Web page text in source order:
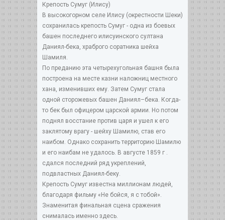
Крепость Сумуг (Илису)
В высокогорном селе Илису (окрестности Шеки)
сохранилась крепость Сумуг - одна из боевых
башен последнего илисуинского султана
Даниял-бека, храброго соратника шейха
Шамиля.
По преданию эта четырехугольная башня была
построена на месте казни наложниц местного
хана, изменивших ему. Затем Сумуг стала
одной сторожевых башен Даниял–бека. Когда-
то бек был офицером царской армии. Но потом
поднял восстание против царя и ушел к его
заклятому врагу - шейху Шамилю, став его
наибом. Однако сохранить территорию Шамилю
и его наибам не удалось. В августе 1859 г .
сдался последний ряд укреплений,
подвластных Даниял-беку.
Крепость Сумуг известна миллионам людей,
благодаря фильму «Не бойся, я с тобой».
Знаменитая финальная сцена сражения
снималась именно здесь.